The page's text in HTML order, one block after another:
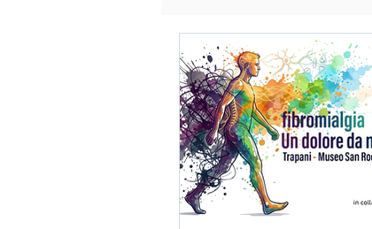
Info per gli iscritti